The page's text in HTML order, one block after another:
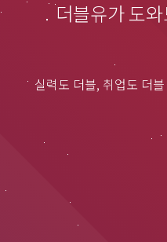
더블유가 도
실력도 더블, 취업도 더